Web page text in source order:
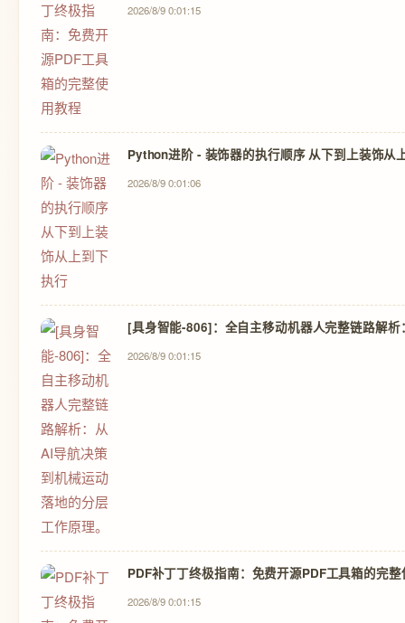
2026/8/9 0:01:15
Python进阶 - 装饰器的执行顺序 从下到上装饰从
2026/8/9 0:01:06
[具身智能-806]：全自主移动机器人完整链路解
2026/8/9 0:01:15
PDF补丁丁终极指南：免费开源PDF工具箱的完
2026/8/9 0:01:15